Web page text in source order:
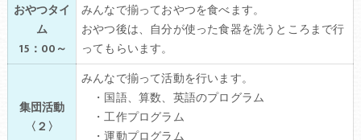
おやつタイ
ム
15：00～
みんなで揃っておやつを食べます。
おやつ後は、自分が使った食器を洗うところまで行
ってもらいます。
集団活動
〈２〉
みんなで揃って活動を行います。
・国語、算数、英語のプログラム
・工作プログラム